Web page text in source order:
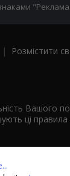
| Розмістити
Вашого
ці